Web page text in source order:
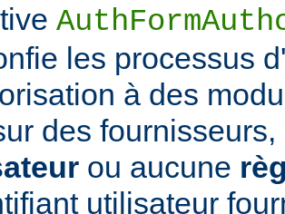
les processus
à des
des
ou aucune
utilisateur